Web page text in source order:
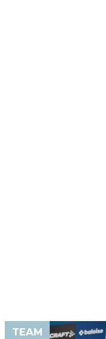
TEAM